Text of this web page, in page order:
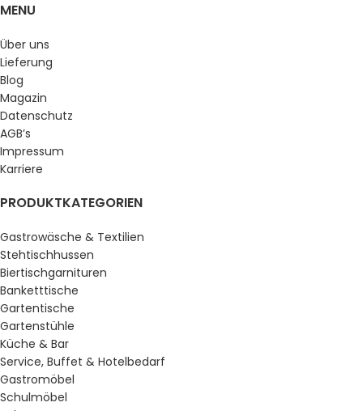
MENU
Über uns
Lieferung
Blog
Magazin
Datenschutz
AGB’s
Impressum
Karriere
PRODUKTKATEGORIEN
Gastrowäsche & Textilien
Stehtischhussen
Biertischgarnituren
Banketttische
Gartentische
Gartenstühle
Küche & Bar
Service, Buffet & Hotelbedarf
Gastromöbel
Schulmöbel